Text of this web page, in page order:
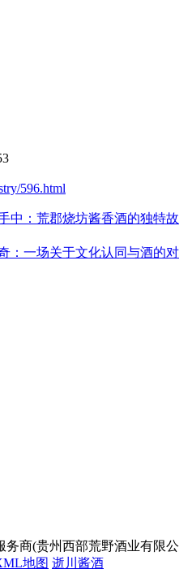
596.html
中：荒郡烧坊酱香酒的独特故
：一场关于文化认同与酒的对
务商(贵州西部荒野酒业有限公
地图 逝川酱酒